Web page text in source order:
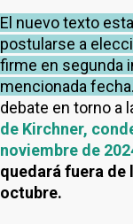
El nuevo texto
postularse a
firme en segunda
mencionada fecha.
debate en torno a
de Kirchner,
noviembre de
quedará fuera de
octubre.